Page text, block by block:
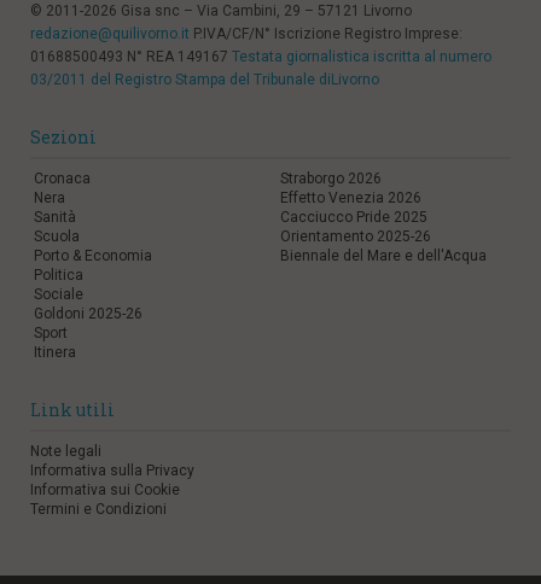
© 2011-2026 Gisa snc – Via Cambini, 29 – 57121 Livorno
redazione@quilivorno.it P.IVA/CF/N° Iscrizione Registro Imprese:
01688500493 N° REA 149167 Testata giornalistica iscritta al numero
03/2011 del Registro Stampa del Tribunale diLivorno
Sezioni
Cronaca
Nera
Sanità
Scuola
Porto & Economia
Politica
Sociale
Goldoni 2025-26
Sport
Itinera
Straborgo 2026
Effetto Venezia 2026
Cacciucco Pride 2025
Orientamento 2025-26
Biennale del Mare e dell'Acqua
Link utili
Note legali
Informativa sulla Privacy
Informativa sui Cookie
Termini e Condizioni